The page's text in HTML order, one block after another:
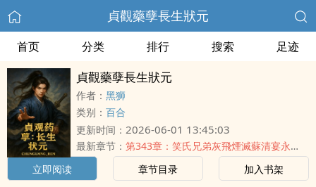
貞觀藥孽長生狀元
首页 分类 排行 搜索 足迹
貞觀藥孽長生狀元
作者： 黑狮
类别： 百合
更新时间： 2026-06-01 13:45:03
最新章节： 第343章：笑氏兄弟灰飛煙滅蘇清宴永鎮九龍山
立即阅读
章节目录 加入书架